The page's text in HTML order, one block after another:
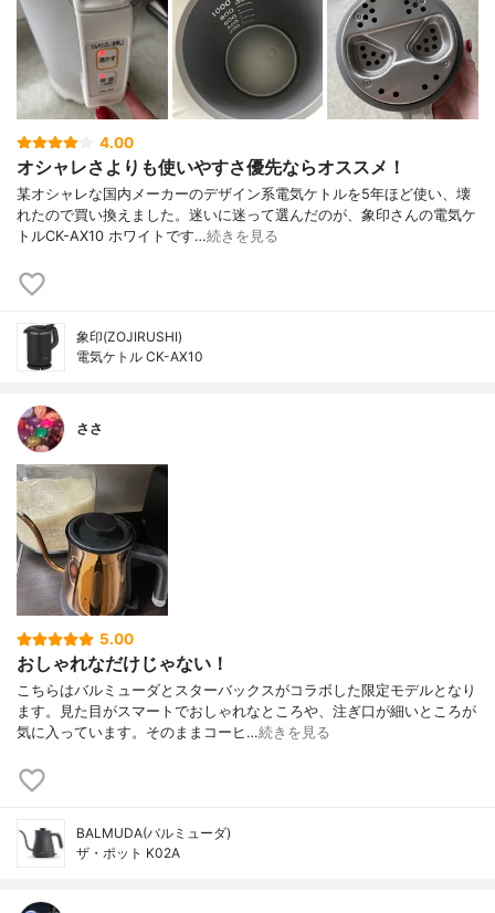
4.00
オシャレさよりも使いやすさ優先ならオススメ！
某オシャレな国内メーカーのデザイン系電気ケトルを5年ほど使い、壊
れたので買い換えました。迷いに迷って選んだのが、象印さんの電気ケ
トルCK-AX10 ホワイトです…続きを見る
象印(ZOJIRUSHI)
電気ケトル CK-AX10
ささ
5.00
おしゃれなだけじゃない！
こちらはバルミューダとスターバックスがコラボした限定モデルとなり
ます。見た目がスマートでおしゃれなところや、注ぎ口が細いところが
気に入っています。そのままコーヒ…続きを見る
BALMUDA(バルミューダ)
ザ・ポット K02A